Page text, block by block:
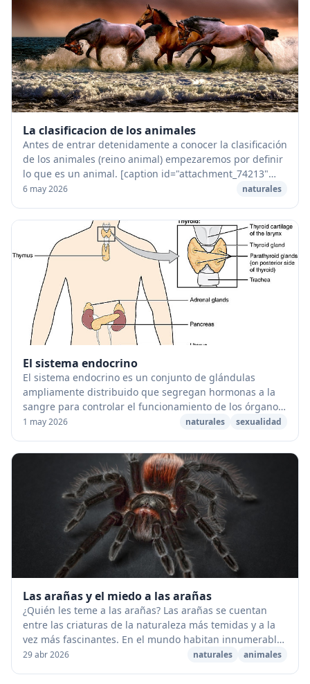
La clasificacion de los animales
Antes de entrar detenidamente a conocer la clasificación
de los animales (reino animal) empezaremos por definir
lo que es un animal. [caption id="attachment_74213"
align="aligncenter" width="680"] Ani...
6 may 2026 naturales
El sistema endocrino
El sistema endocrino es un conjunto de glándulas
ampliamente distribuido que segregan hormonas a la
sangre para controlar el funcionamiento de los órganos
en otras partes del cuerpo. Las glándulas end...
1 may 2026 naturales sexualidad
Las arañas y el miedo a las arañas
¿Quién les teme a las arañas? Las arañas se cuentan
entre las criaturas de la naturaleza más temidas y a la
vez más fascinantes. En el mundo habitan innumerables
especies, de las cuales solo una docen...
29 abr 2026 naturales animales